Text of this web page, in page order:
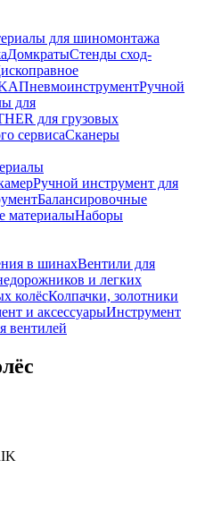
для шиномонтажа
ДомкратыСтенды сход-
ПневмоинструментРучной
для
для грузовых
сервисаСканеры
Ручной инструмент для
Балансировочные
материалыНаборы
в шинахВентили для
и легких
колёсКолпачки, золотники
и аксессуарыИнструмент
вентилей